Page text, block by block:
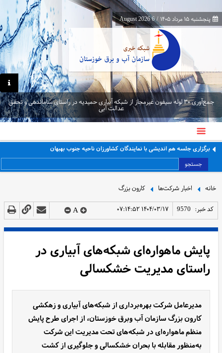
پنجشنبه ۱۵ مرداد ۱۴۰۵ /
6 August 2026
جمع‌آوری ۳۰ لوله سیفون غیرمجاز از شبکه آبیاری حمیدیه در راستای ساماندهی و تحقق
عدالت آبی
برگزاری جلسه هم اندیشی با نمایندگان کشاورزان ناحیه جنوب بهبهان
جستجو
خانه اخبار شرکت‌ها کارون بزرگ
کد خبر: 9570 ۱۴۰۴/۰۳/۱۷ ۰۷:۱۴:۵۲ A
پایش ماهواره‌ای شبکه‌های آبیاری در
راستای مدیریت خشکسالی
مدیرعامل شرکت بهره‌برداری از شبکه‌های آبیاری و زهکشی
کارون بزرگ سازمان آب وبرق خوزستان، از اجرای طرح پایش
منظم ماهواره‌ای در شبکه‌های تحت مدیریت این شرکت
به‌منظور مقابله با بحران خشکسالی و جلوگیری از کشت